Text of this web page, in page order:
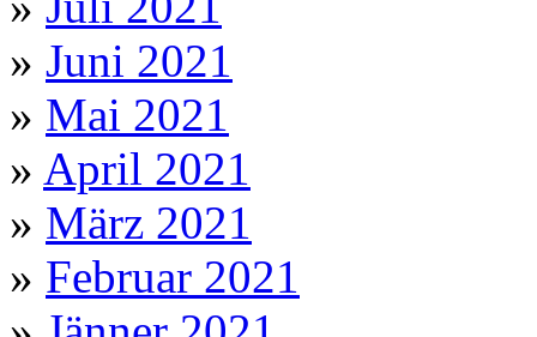
» Juni 2021
» Mai 2021
» April 2021
» März 2021
» Februar 2021